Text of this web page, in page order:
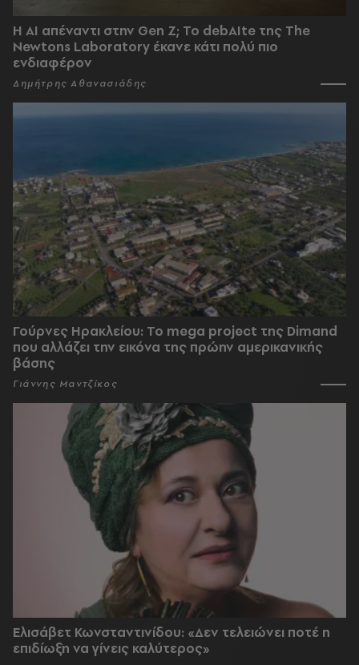
Η AI απέναντι στην Gen Z; Το debAIte της The
Newtons Laboratory έκανε κάτι πολύ πιο
ενδιαφέρον
Δημήτρης Αθανασιάδης
Γούρνες Ηρακλείου: To mega project της Dimand
που αλλάζει την εικόνα της πρώην αμερικανικής
βάσης
Γιάννης Μαντζίκος
Ελισάβετ Κωνσταντινίδου: «Δεν τελειώνει ποτέ η
επιδίωξη να γίνεις καλύτερος»